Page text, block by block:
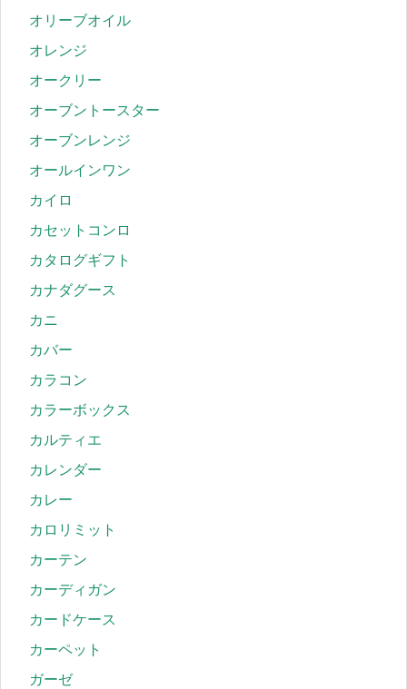
オリーブオイル
オレンジ
オークリー
オーブントースター
オーブンレンジ
オールインワン
カイロ
カセットコンロ
カタログギフト
カナダグース
カニ
カバー
カラコン
カラーボックス
カルティエ
カレンダー
カレー
カロリミット
カーテン
カーディガン
カードケース
カーペット
ガーゼ